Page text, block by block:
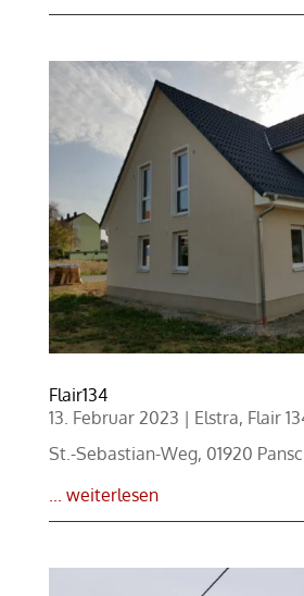
Flair134
13. Februar 2023 | Elstra, Flair
St.-Sebastian-Weg, 01920
... weiterlesen